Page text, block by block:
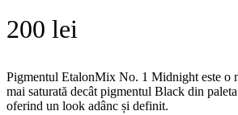
200 lei
Pigmentul EtalonMix No. 1 Midnight este o
mai saturată decât pigmentul Black din
oferind un look adânc și definit.